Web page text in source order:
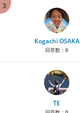
3
Kogachi OSAKA
回答数： 0
TE